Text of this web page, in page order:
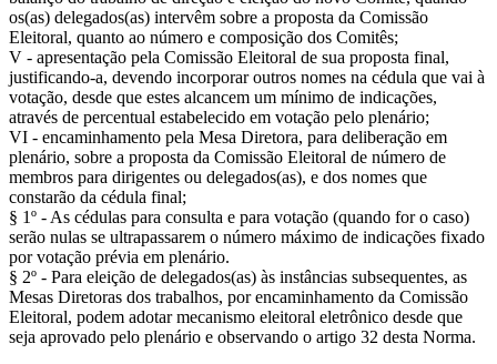
os(as) delegados(as) intervêm sobre a proposta da Comissão
Eleitoral, quanto ao número e composição dos Comitês;
V - apresentação pela Comissão Eleitoral de sua proposta final,
justificando-a, devendo incorporar outros nomes na cédula que vai à
votação, desde que estes alcancem um mínimo de indicações,
através de percentual estabelecido em votação pelo plenário;
VI - encaminhamento pela Mesa Diretora, para deliberação em
plenário, sobre a proposta da Comissão Eleitoral de número de
membros para dirigentes ou delegados(as), e dos nomes que
constarão da cédula final;
§ 1º - As cédulas para consulta e para votação (quando for o caso)
serão nulas se ultrapassarem o número máximo de indicações fixado
por votação prévia em plenário.
§ 2º - Para eleição de delegados(as) às instâncias subsequentes, as
Mesas Diretoras dos trabalhos, por encaminhamento da Comissão
Eleitoral, podem adotar mecanismo eleitoral eletrônico desde que
seja aprovado pelo plenário e observando o artigo 32 desta Norma.